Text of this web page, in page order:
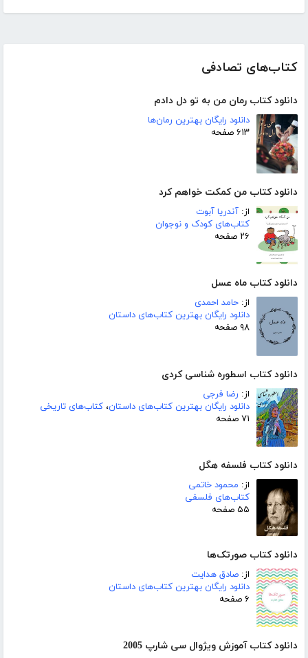
کتاب‌های تصادفی
دانلود کتاب رمان من به تو دل دادم
دانلود رایگان بهترین رمان‌ها
۶۱۳ صفحه
دانلود کتاب من کمکت خواهم کرد
از: آندریا آبوت
کتاب‌های کودک و نوجوان
۲۶ صفحه
دانلود کتاب ماه عسل
از: حامد احمدی
دانلود رایگان بهترین کتاب‌های داستان
۹۸ صفحه
دانلود کتاب اسطوره شناسی کردی
از: رضا فرجی
دانلود رایگان بهترین کتاب‌های داستان، کتاب‌های تاریخی
۷۱ صفحه
دانلود کتاب فلسفه هگل
از: محمود خاتمی
کتاب‌های فلسفی
۵۵ صفحه
دانلود کتاب صورتک‌ها
از: صادق هدایت
دانلود رایگان بهترین کتاب‌های داستان
۶ صفحه
دانلود کتاب آموزش ویژوال سی شارپ 2005